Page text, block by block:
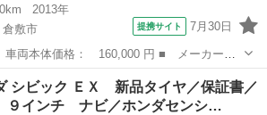
2013年
倉敷市
提携サイト 7月30日
Ｎ－ＢＯＸ＋ ■ グレード名： Ｇ 車
レス タイヤ４本新品 ＥＴＣ 両側スラ
シビック ＥＸ 新品タイヤ／保証書／
インチ ナビ／ホンダセンシ…